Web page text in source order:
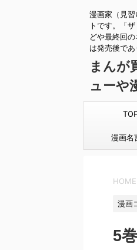
漫画家（見
トです。「
どや最終回
は発売後であ
まんが
ューや
漫画名
HOME
漫画
5